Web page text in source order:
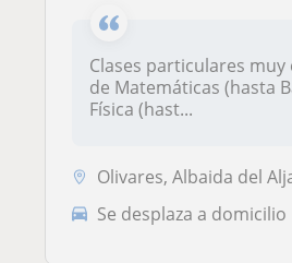
Clases particulares muy
de Matemáticas (hasta
Física (hast...
Olivares, Albaida del Aljarafe, Salteras,
Se desplaza a domicilio